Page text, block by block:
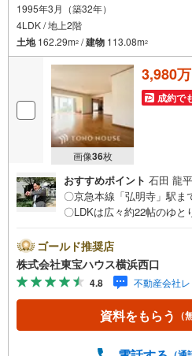
1995年3月（築32年）
4LDK / 地上2階
土地162.29m2 /建物 113.08m2
画像36枚
3,980
成約で
おすすめポイント 石田 龍平
〇京急本線「弘明寺」駅
〇LDKは広々約22帖のゆ
ャンペーン対象店舗ーーー
ayボーナスライトがもらえ
キャンペーン」の対象にな
学予約をする」ボタンから
ahoo！ JAPAN IDでログ
ナスライトは出金と譲渡
ゴールド推奨店
株式会社東宝ハウス横浜西口
4.8 不動産会社
資料をもらう （